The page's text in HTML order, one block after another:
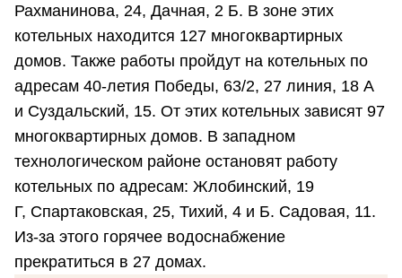
Рахманинова, 24, Дачная, 2 Б. В зоне этих
котельных находится 127 многоквартирных
домов. Также работы пройдут на котельных по
адресам 40-летия Победы, 63/2, 27 линия, 18 А
и Суздальский, 15. От этих котельных зависят 97
многоквартирных домов. В западном
технологическом районе остановят работу
котельных по адресам: Жлобинский, 19
Г, Спартаковская, 25, Тихий, 4 и Б. Садовая, 11.
Из-за этого горячее водоснабжение
прекратиться в 27 домах.